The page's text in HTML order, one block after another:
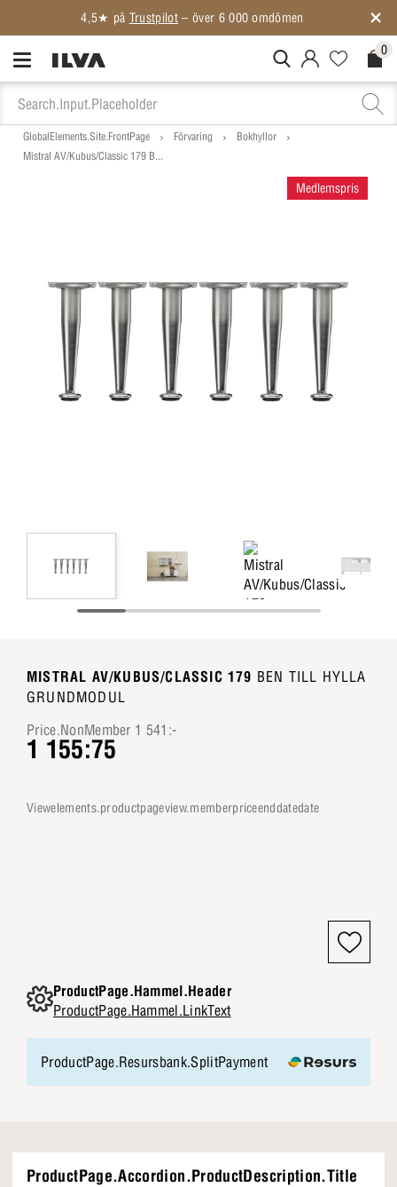
4,5★ på Trustpilot – över 6 000 omdömen
MitIlva.Login 0
GlobalElements.Site.FrontPage Förvaring
Bokhyllor
Mistral AV/Kubus/Classic 179 B...
Medlemspris
MISTRAL AV/KUBUS/CLASSIC 179 BEN TILL HYLLA
GRUNDMODUL
Price.NonMember 1 541:-
1 155:75
viewelements.productpageview.memberpriceenddatedate
ProductPage.Hammel.Header
ProductPage.Hammel.LinkText
ProductPage.Resursbank.SplitPayment
ProductPage.Accordion.ProductDescription.Title